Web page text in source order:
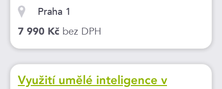
Praha 1
7 990 Kč bez DPH
Využití umělé inteligence v